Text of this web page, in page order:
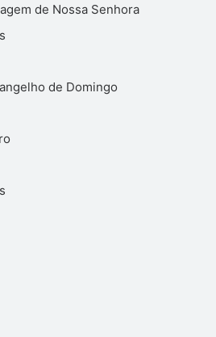
de Nossa Senhora
de Domingo